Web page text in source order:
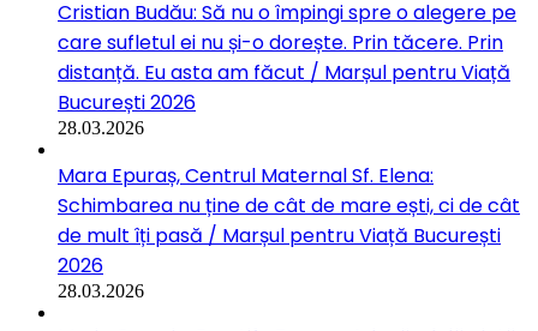
Cristian Budău: Să nu o împingi spre o alegere pe
care sufletul ei nu și-o dorește. Prin tăcere. Prin
distanță. Eu asta am făcut / Marșul pentru Viață
București 2026
28.03.2026
Mara Epuraș, Centrul Maternal Sf. Elena:
Schimbarea nu ține de cât de mare ești, ci de cât
de mult îți pasă / Marșul pentru Viață București
2026
28.03.2026